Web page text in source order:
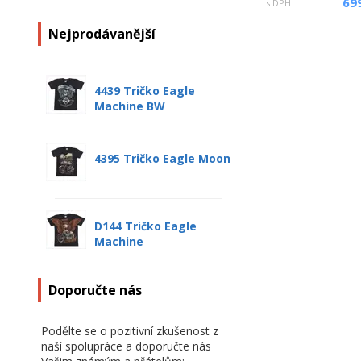
Nejprodávanější
4439 Tričko Eagle
Machine BW
4395 Tričko Eagle Moon
D144 Tričko Eagle
Machine
Doporučte nás
Podělte se o pozitivní zkušenost z
naší spolupráce a doporučte nás
s DPH